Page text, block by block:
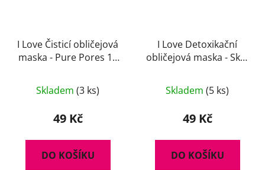
I Love Čisticí obličejová
maska - Pure Pores 10
Skladem (3 ks)
49 Kč
DO KOŠÍKU
I Love Detoxikační
obličejová maska - Skin
Skladem (5 ks)
49 Kč
DO KOŠÍKU